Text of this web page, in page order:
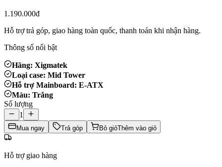
1.190.000đ
Hỗ trợ trả góp, giao hàng toàn quốc, thanh toán khi nhận hàng.
Thông số nổi bật
Hãng: Xigmatek
Loại case: Mid Tower
Hỗ trợ Mainboard: E-ATX
Màu: Trắng
Số lượng
1
Mua ngay Trả góp Bỏ giỏThêm vào giỏ
Hỗ trợ giao hàng